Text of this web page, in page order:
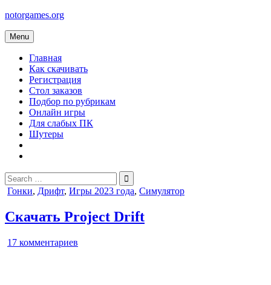
Skip
content
notorgames.org
Menu
Главная
Как скачивать
Регистрация
Стол заказов
Подбор по рубрикам
Онлайн игры
Для слабых ПК
Шутеры
Search
for:
Posted
Гонки, Дрифт, Игры 2023 года, Симулятор
Скачать Project Drift
17 комментариев